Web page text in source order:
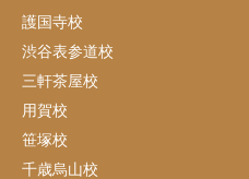
護国寺校
渋谷表参道校
三軒茶屋校
用賀校
笹塚校
千歳烏山校